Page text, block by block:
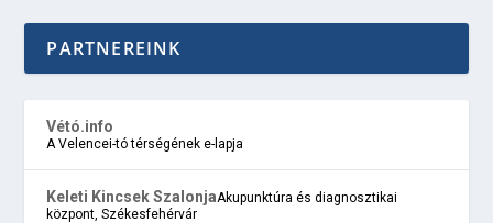
PARTNEREINK
Vétó.info
A Velencei-tó térségének e-lapja
Keleti Kincsek SzalonjaAkupunktúra és diagnosztikai
központ, Székesfehérvár